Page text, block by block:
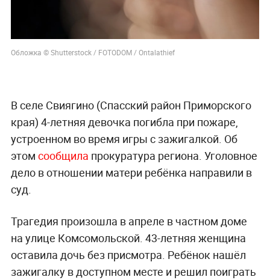
Обложка © Shutterstock / FOTODOM / Ontalathief
В селе Свиягино (Спасский район Приморского
края) 4-летняя девочка погибла при пожаре,
устроенном во время игры с зажигалкой. Об
этом сообщила прокуратура региона. Уголовное
дело в отношении матери ребёнка направили в
суд.
Трагедия произошла в апреле в частном доме
на улице Комсомольской. 43-летняя женщина
оставила дочь без присмотра. Ребёнок нашёл
зажигалку в доступном месте и решил поиграть